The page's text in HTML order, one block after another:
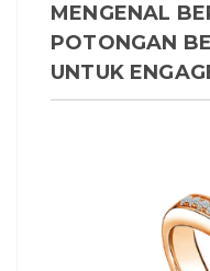
MENGENAL
POTONGAN
UNTUK